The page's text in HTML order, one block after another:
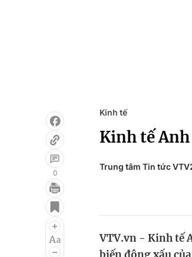
Điện ảnh
Âm nhạc
Làm
0
Kinh tế
Kinh tế
Trung tâm Tin tức
VTV.vn - Kinh tế